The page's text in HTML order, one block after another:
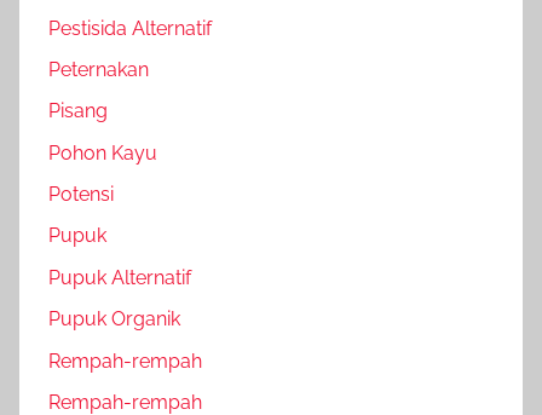
Pestisida Alternatif
Peternakan
Pisang
Pohon Kayu
Potensi
Pupuk
Pupuk Alternatif
Pupuk Organik
Rempah-rempah
Rempah-rempah